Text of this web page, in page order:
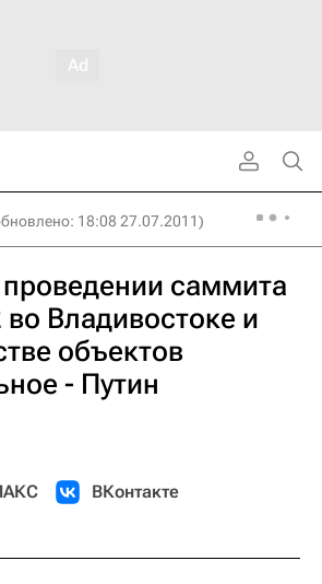
18:08 27.07.2011)
саммита
Владивостоке и
объектов
- Путин
ВКонтакте